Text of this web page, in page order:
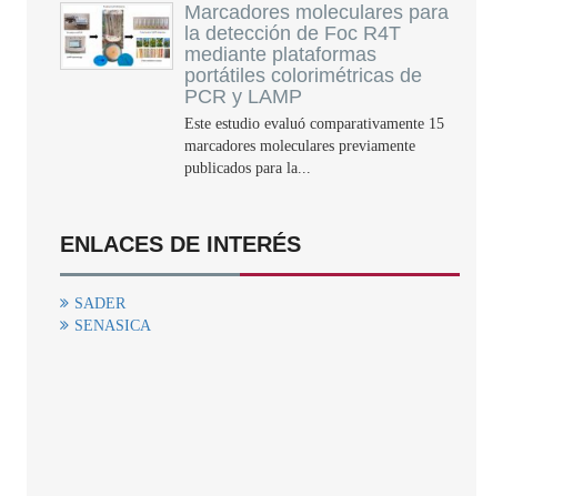
Marcadores moleculares para
la detección de Foc R4T
mediante plataformas
portátiles colorimétricas de
PCR y LAMP
Este estudio evaluó comparativamente 15
marcadores moleculares previamente
publicados para la...
ENLACES DE INTERÉS
SADER
SENASICA